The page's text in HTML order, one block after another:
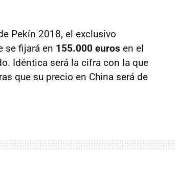
Pekín 2018, el exclusivo
se fijará en 155.000 euros en el
Idéntica será la cifra con la que
que su precio en China será de